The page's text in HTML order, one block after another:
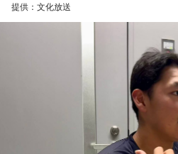
■番組名：『田村淳のNewsCLUB
■放送日時：2026年8月11日（火
■出演：田村淳、砂山圭大郎（文
■提供：全日本葬祭業協同組合連合
45試合出場で9ゴールを記録する
はW杯アジア地区最終予選にも出
を引退した後は、サッカー解説者
ほか、講演会やサッカー教室をお
活かしながら幅広く活動していま
◆「塩貝選手に悪意はなかった」
藤木：決勝トーナメントの相手が
貝選手の言葉が切り取られて話題
提供：文化放送